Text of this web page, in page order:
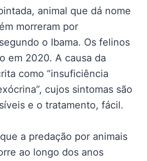
animal que dá nome
morreram por
o Ibama. Os felinos
em 2020. A causa da
como “insuficiência
cujos sintomas são
e o tratamento, fácil.
a predação por animais
ao longo dos anos